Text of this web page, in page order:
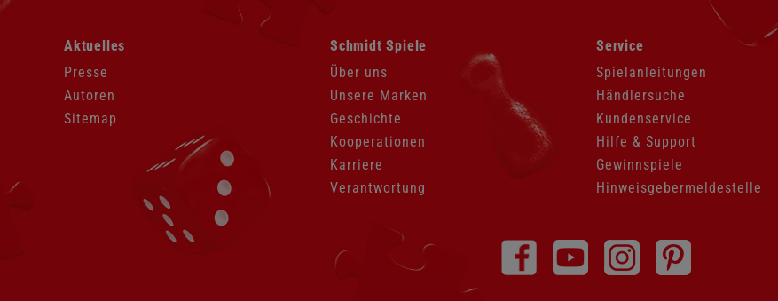
überspringen
Aktuelles
Presse
Autoren
Sitemap
Navigation
überspringen
Schmidt Spiele
Über uns
Unsere Marken
Geschichte
Kooperationen
Karriere
Verantwortung
Navigation
überspringen
Service
Spielanleitungen
Händlersuche
Kundenservice
Hilfe & Support
Gewinnspiele
Hinweisgebermeldestelle